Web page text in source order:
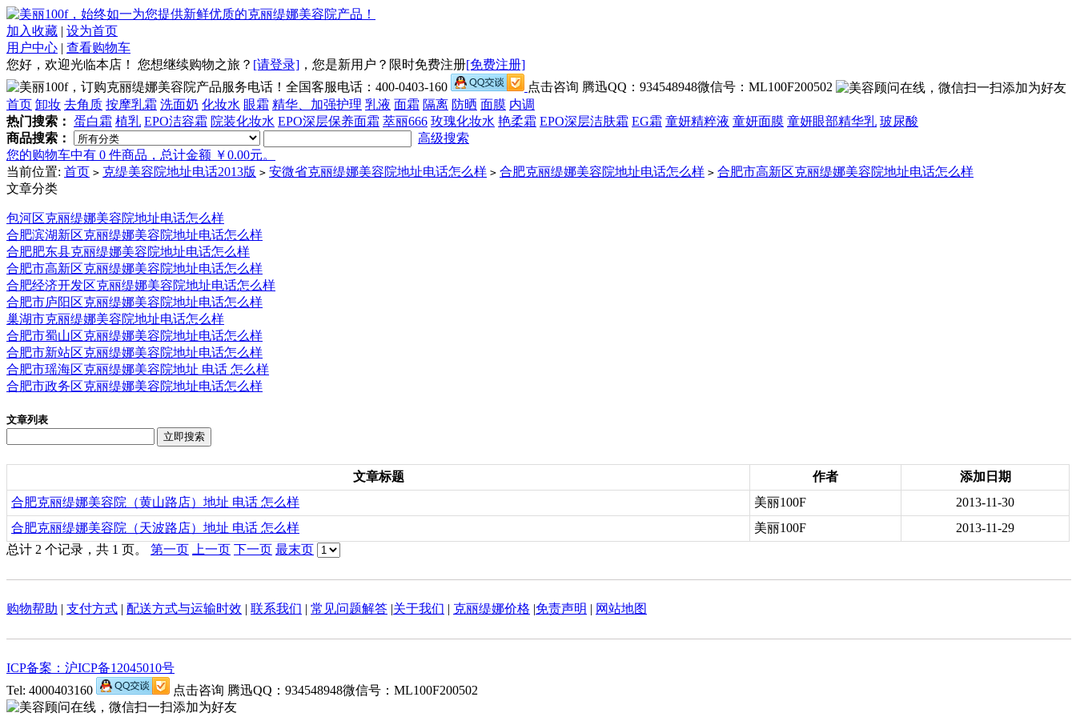
加入收藏 | 设为首页
用户中心 | 查看购物车
您好，欢迎光临本店！ 您想继续购物之旅？ [请登录] ， 您是新用户？限时免费注册[免费注册]
全国客服电话：400-0403-160
点击咨询 腾迅QQ：934548948微信号：ML100F200502
首页 卸妆 去角质 按摩乳霜 洗面奶 化妆水 眼霜 精华、加强护理 乳液 面霜 隔离 防晒 面膜 内调
热门搜索： 蛋白霜 植乳 EPO洁容霜 院装化妆水 EPO深层保养面霜 萃丽666 玫瑰化妆水 艳柔霜 EPO深层洁肤霜 EG霜 童妍精粹液 童妍面膜 童妍眼部精华乳 玻尿酸
商品搜索：
高级搜索
您的购物车中有 0 件商品，总计金额 ￥0.00元。
当前位置: 首页 > 克缇美容院地址电话2013版 > 安微省克丽缇娜美容院地址电话怎么样 > 合肥克丽缇娜美容院地址电话怎么样 > 合肥市高新区克丽缇娜美容院地址电话怎么样
文章分类
包河区克丽缇娜美容院地址电话怎么样
合肥滨湖新区克丽缇娜美容院地址电话怎么样
合肥肥东县克丽缇娜美容院地址电话怎么样
合肥市高新区克丽缇娜美容院地址电话怎么样
合肥经济开发区克丽缇娜美容院地址电话怎么样
合肥市庐阳区克丽缇娜美容院地址电话怎么样
巢湖市克丽缇娜美容院地址电话怎么样
合肥市蜀山区克丽缇娜美容院地址电话怎么样
合肥市新站区克丽缇娜美容院地址电话怎么样
合肥市瑶海区克丽缇娜美容院地址 电话 怎么样
合肥市政务区克丽缇娜美容院地址电话怎么样
文章列表
文章标题 作者
添加日期
合肥克丽缇娜美容院（黄山路店）地址 电话 怎么样
美丽100F
2013-11-30
合肥克丽缇娜美容院（天波路店）地址 电话 怎么样
美丽100F
2013-11-29
总计 2 个记录，共 1 页。 第一页 上一页 下一页 最末页
购物帮助 | 支付方式 | 配送方式与运输时效 | 联系我们 | 常见问题解答 |关于我们 | 克丽缇娜价格 |免责声明 | 网站地图
ICP备案：沪ICP备12045010号
Tel: 4000403160
点击咨询 腾迅QQ：934548948微信号：ML100F200502